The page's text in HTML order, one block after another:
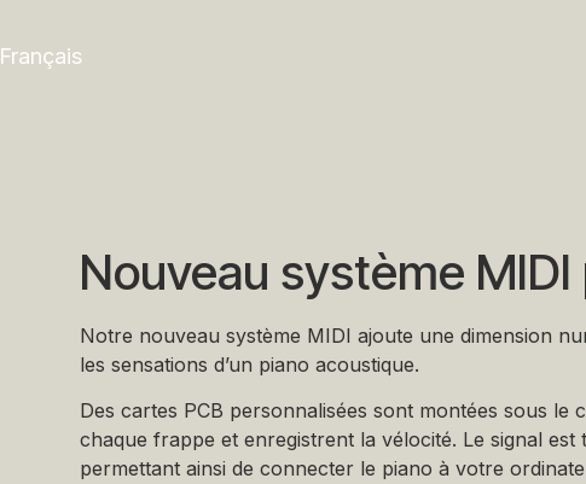
Français
Deutsch
Nouveau système MIDI
Notre nouveau système MIDI ajoute une dimension
les sensations d’un piano acoustique.
Des cartes PCB personnalisées sont montées sous le
chaque frappe et enregistrent la vélocité. Le signal
permettant ainsi de connecter le piano à votre